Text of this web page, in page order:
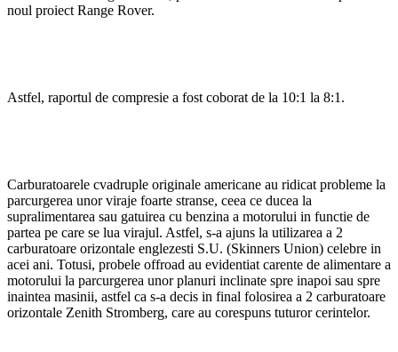
noul proiect Range Rover.
Astfel, raportul de compresie a fost coborat de la 10:1 la 8:1.
Carburatoarele cvadruple originale americane au ridicat probleme la
parcurgerea unor viraje foarte stranse, ceea ce ducea la
supralimentarea sau gatuirea cu benzina a motorului in functie de
partea pe care se lua virajul. Astfel, s-a ajuns la utilizarea a 2
carburatoare orizontale englezesti S.U. (Skinners Union) celebre in
acei ani. Totusi, probele offroad au evidentiat carente de alimentare a
motorului la parcurgerea unor planuri inclinate spre inapoi sau spre
inaintea masinii, astfel ca s-a decis in final folosirea a 2 carburatoare
orizontale Zenith Stromberg, care au corespuns tuturor cerintelor.